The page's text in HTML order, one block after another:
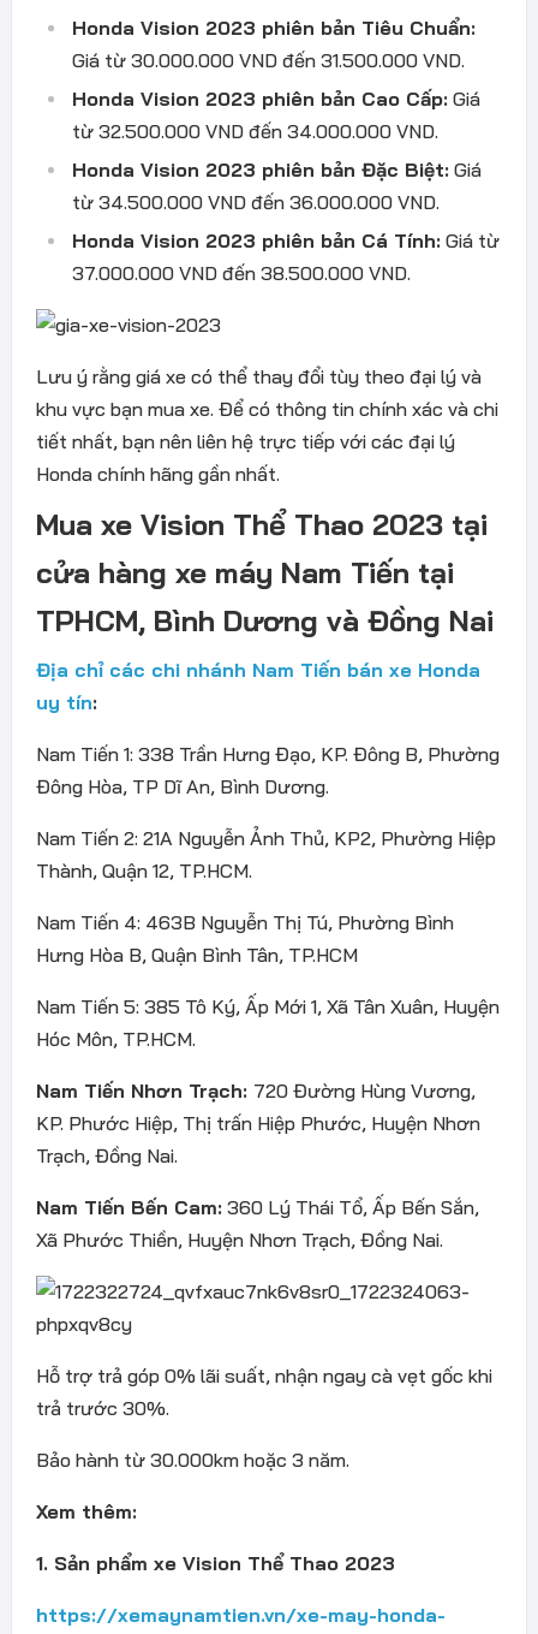
Honda Vision 2023 phiên bản Tiêu Chuẩn:
Giá từ 30.000.000 VND đến 31.500.000 VND.
Honda Vision 2023 phiên bản Cao Cấp:Giá
từ 32.500.000 VND đến 34.000.000 VND.
Honda Vision 2023 phiên bản Đặc Biệt:Giá
từ 34.500.000 VND đến 36.000.000 VND.
Honda Vision 2023 phiên bản Cá Tính:Giá từ
37.000.000 VND đến 38.500.000 VND.
Lưu ý rằng giá xe có thể thay đổi tùy theo đại lý và
khu vực bạn mua xe. Để có thông tin chính xác và chi
tiết nhất, bạn nên liên hệ trực tiếp với các đại lý
Honda chính hãng gần nhất.
Mua xe Vision Thể Thao 2023 tại
cửa hàng xe máy Nam Tiến tại
TPHCM, Bình Dương và Đồng Nai
Địa chỉ các chi nhánh Nam Tiến bán xe Honda
uy tín:
Nam Tiến 1: 338 Trần Hưng Đạo, KP. Đông B, Phường
Đông Hòa, TP Dĩ An, Bình Dương.
Nam Tiến 2: 21A Nguyễn Ảnh Thủ, KP2, Phường Hiệp
Thành, Quận 12, TP.HCM.
Nam Tiến 4: 463B Nguyễn Thị Tú, Phường Bình
Hưng Hòa B, Quận Bình Tân, TP.HCM
Nam Tiến 5: 385 Tô Ký, Ấp Mới 1, Xã Tân Xuân, Huyện
Hóc Môn, TP.HCM.
Nam Tiến Nhơn Trạch: 720 Đường Hùng Vương,
KP. Phước Hiệp, Thị trấn Hiệp Phước, Huyện Nhơn
Trạch, Đồng Nai.
Nam Tiến Bến Cam:360 Lý Thái Tổ, Ấp Bến Sắn,
Xã Phước Thiền, Huyện Nhơn Trạch, Đồng Nai.
Hỗ trợ trả góp 0% lãi suất, nhận ngay cà vẹt gốc khi
trả trước 30%.
Bảo hành từ 30.000km hoặc 3 năm.
Xem thêm:
1. Sản phẩm xe Vision Thể Thao 2023
https://xemaynamtien.vn/xe-may-honda-